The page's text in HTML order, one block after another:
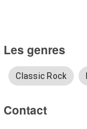
Les genres
Classic Rock
Contact